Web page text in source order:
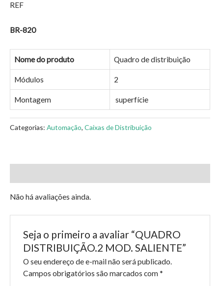
REF
BR-820
Nome do produto Quadro de distribuição
Módulos 2
Montagem superfície
Categorias: Automação, Caixas de Distribuição
Não há avaliações ainda.
Seja o primeiro a avaliar “QUADRO
DISTRIBUIÇÃO.2 MOD. SALIENTE”
O seu endereço de e-mail não será publicado.
Campos obrigatórios são marcados com *